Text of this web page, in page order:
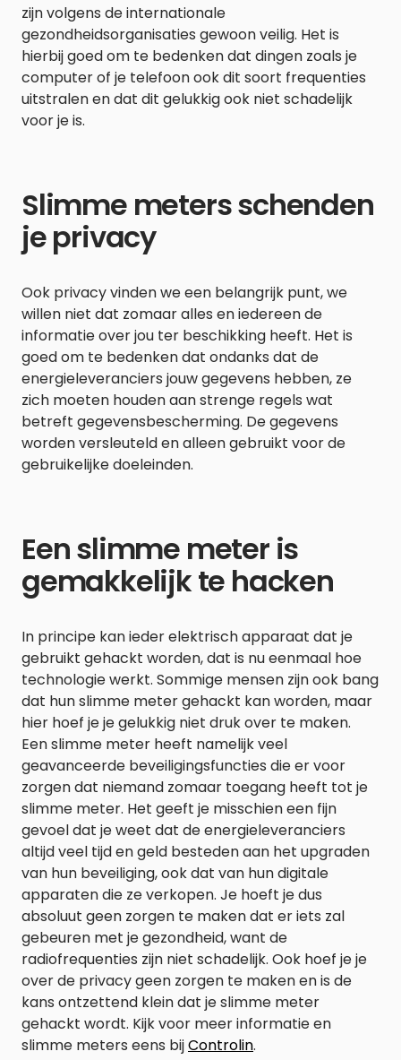
zijn volgens de internationale
gezondheidsorganisaties gewoon veilig. Het is
hierbij goed om te bedenken dat dingen zoals je
computer of je telefoon ook dit soort frequenties
uitstralen en dat dit gelukkig ook niet schadelijk
voor je is.
Slimme meters schenden
je privacy
Ook privacy vinden we een belangrijk punt, we
willen niet dat zomaar alles en iedereen de
informatie over jou ter beschikking heeft. Het is
goed om te bedenken dat ondanks dat de
energieleveranciers jouw gegevens hebben, ze
zich moeten houden aan strenge regels wat
betreft gegevensbescherming. De gegevens
worden versleuteld en alleen gebruikt voor de
gebruikelijke doeleinden.
Een slimme meter is
gemakkelijk te hacken
In principe kan ieder elektrisch apparaat dat je
gebruikt gehackt worden, dat is nu eenmaal hoe
technologie werkt. Sommige mensen zijn ook bang
dat hun slimme meter gehackt kan worden, maar
hier hoef je je gelukkig niet druk over te maken.
Een slimme meter heeft namelijk veel
geavanceerde beveiligingsfuncties die er voor
zorgen dat niemand zomaar toegang heeft tot je
slimme meter. Het geeft je misschien een fijn
gevoel dat je weet dat de energieleveranciers
altijd veel tijd en geld besteden aan het upgraden
van hun beveiliging, ook dat van hun digitale
apparaten die ze verkopen. Je hoeft je dus
absoluut geen zorgen te maken dat er iets zal
gebeuren met je gezondheid, want de
radiofrequenties zijn niet schadelijk. Ook hoef je je
over de privacy geen zorgen te maken en is de
kans ontzettend klein dat je slimme meter
gehackt wordt. Kijk voor meer informatie en
slimme meters eens bijControlin.